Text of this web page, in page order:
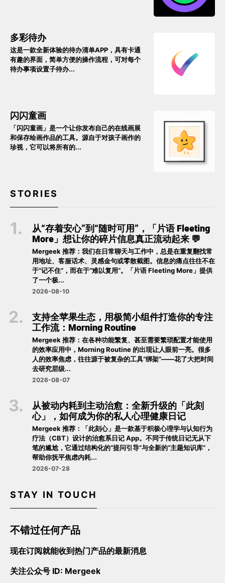
多彩待办
这是一款全新体验的待办清单APP，具有卡通
有趣的界面，简单方便的操作流程，可对每个
待办事项设置子待办...
闪闪童画
「闪闪童画」是一个让你发布自己的在线画展
和保存绘画作品的工具。源自于对孩子画作的
珍视，它可以将所有的...
STORIES
从“存着安心”到“随时可用”，「片语 Fleeting
More」想让你的碎片信息真正流动起来 💬
Mergeek 推荐：我们在日常聊天与工作中，总是在重复翻找常
用地址、客服话术、灵感金句或零散截图。信息的痛点往往不在
于“记不住”，而在于“难以复用”。「片语 Fleeting More」提供
了一个极...
2026-08-10
支持全苹果生态，用极简小组件打造你的专注
工作流：Morning Routine
Mergeek 推荐：在各种功能繁复、甚至需要繁琐配置才能使用
的效率应用中，Morning Routine 的出现让人眼前一亮。很多
人的效率焦虑，往往源于被复杂的工具“绑架”——花了大把时间
去研究层级...
2026-08-07
从被动内耗到主动治愈：全新升级的「此刻
心」，如何成为你的私人心理健康日记
Mergeek 推荐：「此刻心」是一款基于积极心理学与认知行为
疗法（CBT）设计的治愈系日记 App。不同于传统日记无从下
笔的尴尬，它通过结构化的“提问引导”与全新的“主题知识库”，
帮助你抚平焦虑内耗...
2026-07-28
STAY IN TOUCH
不错过任何产品
现在订阅就能收到热门产品的最新消息
关注公众号 ID: Mergeek